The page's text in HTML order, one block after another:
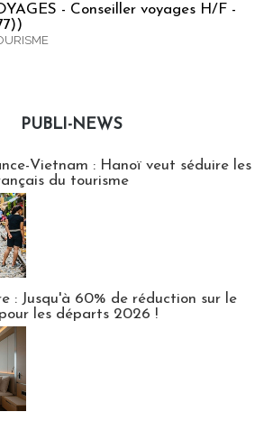
- Conseiller voyages H/F -
PUBLI-NEWS
Vietnam : Hanoï veut séduire les
du tourisme
: Jusqu'à 60% de réduction sur le
les départs 2026 !